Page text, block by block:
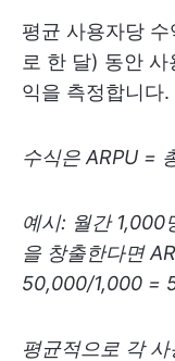
평균 사용자당
로 한 달) 동안
익을 측정합니다.
수식은 ARPU =
예시: 월간
을 창출한다면
50,000/1,000 =
평균적으로 각